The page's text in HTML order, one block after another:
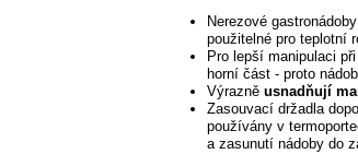
Nerezové
použitelné pro teplotní
Pro lepší manipulaci
horní část - proto
Výrazně usnadňují
Zasouvací držadla
používány v
a zasunutí nádoby do